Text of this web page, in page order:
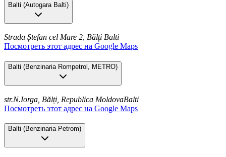
Balti (Autogara Balti)
Strada Ștefan cel Mare 2, Bălți Balti
Посмотреть этот адрес на Google Maps
Balti (Benzinaria Rompetrol, METRO)
str.N.Iorga, Bălți, Republica MoldovaBalti
Посмотреть этот адрес на Google Maps
Balti (Benzinaria Petrom)